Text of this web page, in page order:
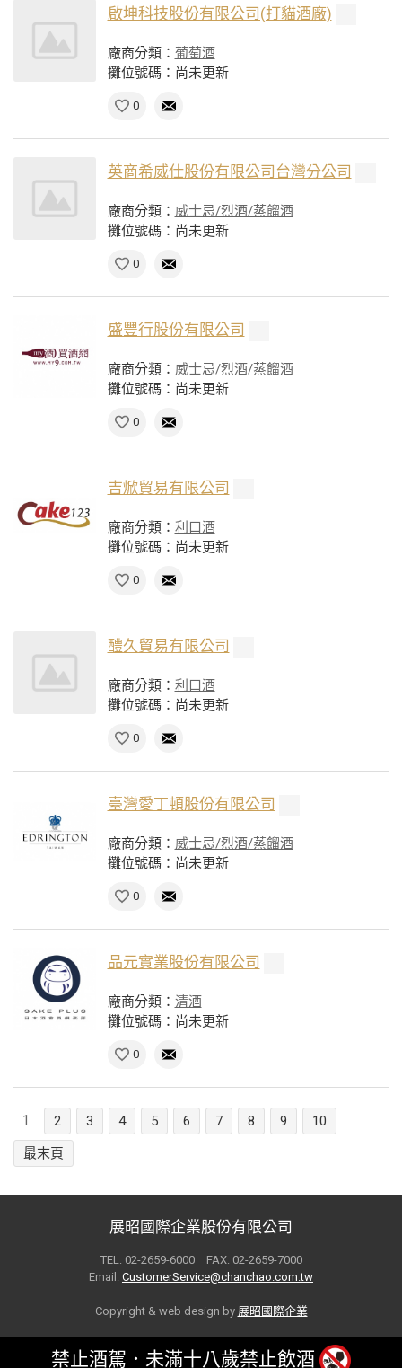
啟坤科技股份有限公司(打貓酒廠)
廠商分類： 葡萄酒
攤位號碼：尚未更新
0
英商希威仕股份有限公司台灣分公司
廠商分類： 威士忌/烈酒/蒸餾酒
攤位號碼：尚未更新
0
盛豐行股份有限公司
廠商分類： 威士忌/烈酒/蒸餾酒
攤位號碼：尚未更新
0
吉焮貿易有限公司
廠商分類： 利口酒
攤位號碼：尚未更新
0
醴久貿易有限公司
廠商分類： 利口酒
攤位號碼：尚未更新
0
臺灣愛丁頓股份有限公司
廠商分類： 威士忌/烈酒/蒸餾酒
攤位號碼：尚未更新
0
品元實業股份有限公司
廠商分類： 清酒
攤位號碼：尚未更新
0
1 2 3 4 5 6 7 8 9
10
最末頁
展昭國際企業股份有限公司
TEL: 02-2659-6000 FAX: 02-2659-7000
Email: CustomerService@chanchao.com.tw
Copyright & web design by 展昭國際企業
禁止酒駕．未滿十八歲禁止飲酒